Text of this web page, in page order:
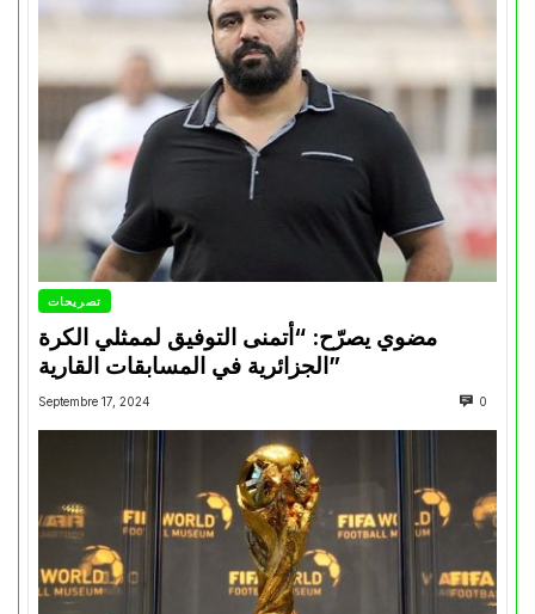
تصريحات
مضوي يصرّح: “أتمنى التوفيق لممثلي الكرة
الجزائرية في المسابقات القارية”
Septembre 17, 2024 0